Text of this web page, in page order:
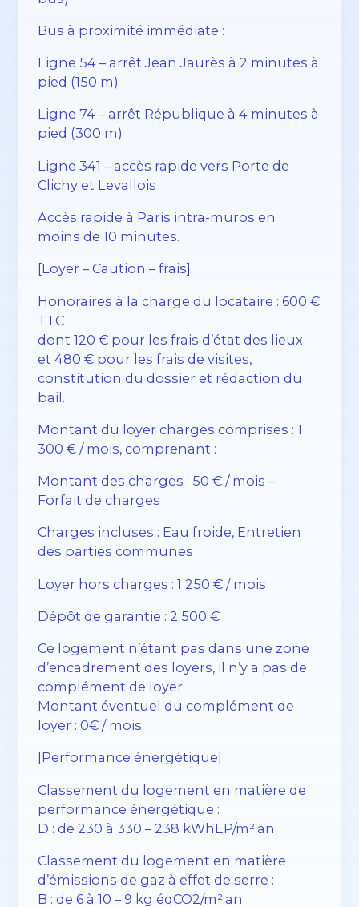
Bus à proximité immédiate :
Ligne 54 – arrêt Jean Jaurès à 2 minutes à
pied (150 m)
Ligne 74 – arrêt République à 4 minutes à
pied (300 m)
Ligne 341 – accès rapide vers Porte de
Clichy et Levallois
Accès rapide à Paris intra-muros en
moins de 10 minutes.
[Loyer – Caution – frais]
Honoraires à la charge du locataire : 600 €
TTC
dont 120 € pour les frais d’état des lieux
et 480 € pour les frais de visites,
constitution du dossier et rédaction du
bail.
Montant du loyer charges comprises : 1
300 € / mois, comprenant :
Montant des charges : 50 € / mois –
Forfait de charges
Charges incluses : Eau froide, Entretien
des parties communes
Loyer hors charges : 1 250 € / mois
Dépôt de garantie : 2 500 €
Ce logement n’étant pas dans une zone
d’encadrement des loyers, il n’y a pas de
complément de loyer.
Montant éventuel du complément de
loyer : 0€ / mois
[Performance énergétique]
Classement du logement en matière de
performance énergétique :
D : de 230 à 330 – 238 kWhEP/m².an
Classement du logement en matière
d’émissions de gaz à effet de serre :
B : de 6 à 10 – 9 kg éqCO2/m².an